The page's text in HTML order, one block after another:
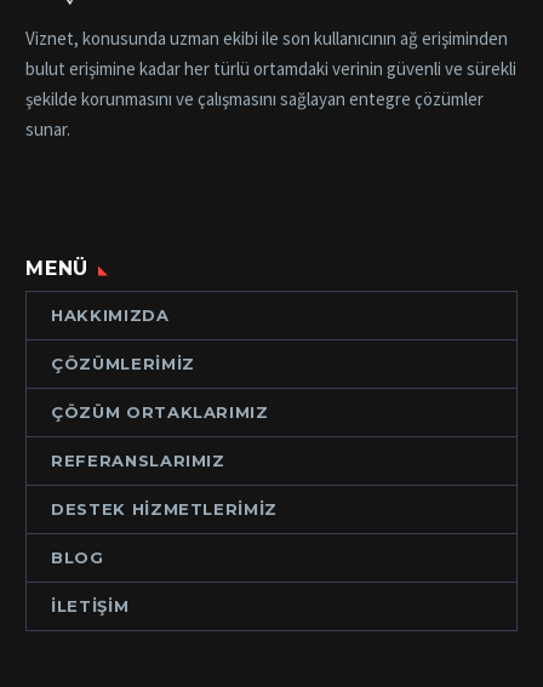
Viznet, konusunda uzman ekibi ile son kullanıcının ağ erişiminden
bulut erişimine kadar her türlü ortamdaki verinin güvenli ve sürekli
şekilde korunmasını ve çalışmasını sağlayan entegre çözümler
sunar.
MENÜ
HAKKIMIZDA
ÇÖZÜMLERIMIZ
ÇÖZÜM ORTAKLARIMIZ
REFERANSLARIMIZ
DESTEK HIZMETLERIMIZ
BLOG
İLETIŞIM